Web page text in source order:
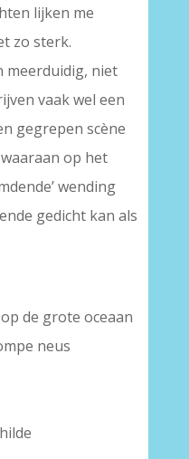
lijken me
zo sterk.
meerduidig, niet
vaak wel een
gegrepen scène
op het
wending
gedicht kan als
de grote oceaan
neus